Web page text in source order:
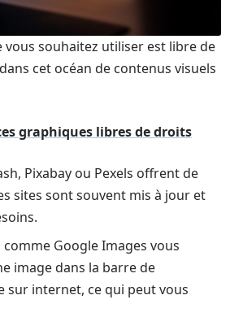
vous souhaitez utiliser est libre de
cet océan de contenus visuels
graphiques libres de droits
Pixabay ou Pexels offrent de
sites sont souvent mis à jour et
comme Google Images vous
image dans la barre de
sur internet, ce qui peut vous